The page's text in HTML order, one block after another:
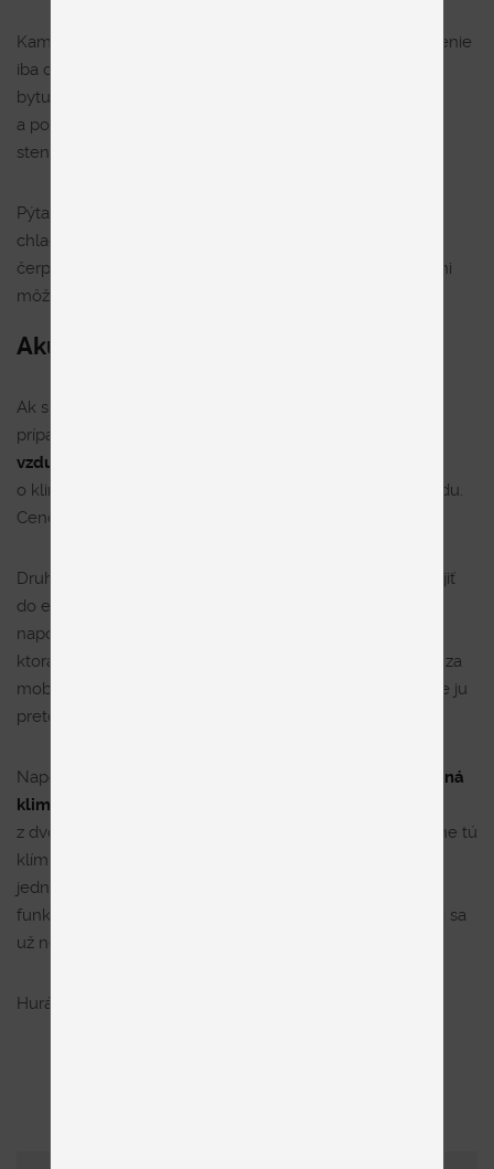
Kam chcete túto spásu umiestniť? Chcete dopriať chladenie
iba obývačke alebo potrebujete klimatizáciu do celého
bytu? Zvážte tiež
a počet okien v nej, rovnako ako materiál, z ktorého sú
steny.
Pýtate sa aký účel? Pri moderných klimatizáciách nie je
chladenie tým jediným, čo dokážu. Vďaka tepelnému
čerpadlu vedia kumulovať teplo z okolia a v zime tak nimi
môžete ekonomicky vykurovať. Dobré, nie?
Akú klimatizáciu si vybrať
Ak si chcete uľahčiť existenciu len v jednej miestnosti,
prípadne v malom priestore, postačí vám
vzduchu
o klimatizáciu, ale zariadenie s nádržkou na ľad alebo vodu.
Cenovo patrí do nižšej kategórie.
Druhou možnosťou je
. Dá sa zapojiť
do elektrickej zásuvky a jej výhodou, ako už názov
napovedá, je prenosnosť. Akurát nezabudnite na hadicu,
ktorá odvádza teplo, vyviesť ju môžete cez okno. Daňou za
mobilnosť a nízku cenu bude mierna hlučnosť. Do spálne ju
preto neodporúčame.
Napokon najpoužívanejším typom klimatizácie je
nástenná
klimatizácia
z dvoch častí alebo multisplitovú z viacerých. Ide o presne tú
klímu, ktorú vídavate najčastejšie. Vnútornú chladiacu
jednotku umiestnite na stenu a celý systém s mnohými
funkciami ovládate jednoducho ovládačom. V tejto chvíli sa
už nepotrebujete ovievať skutočne ničím.
Hurá na výber dovolenky